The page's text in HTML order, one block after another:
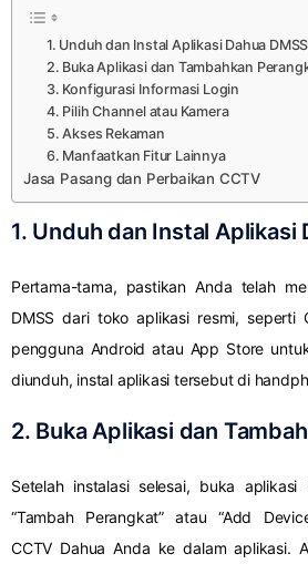
1. Unduh dan Instal Aplikasi Dahua DMSS
2. Buka Aplikasi dan Tambahkan
3. Konfigurasi Informasi Login
4. Pilih Channel atau Kamera
5. Akses Rekaman
6. Manfaatkan Fitur Lainnya
Jasa Pasang dan Perbaikan CCTV
1. Unduh dan Instal Aplikasi
Pertama-tama, pastikan Anda telah
DMSS dari toko aplikasi resmi, seperti
pengguna Android atau App Store
diunduh, instal aplikasi tersebut di
2. Buka Aplikasi dan
Setelah instalasi selesai, buka aplikasi
“Tambah Perangkat” atau “Add
CCTV Dahua Anda ke dalam aplikasi.